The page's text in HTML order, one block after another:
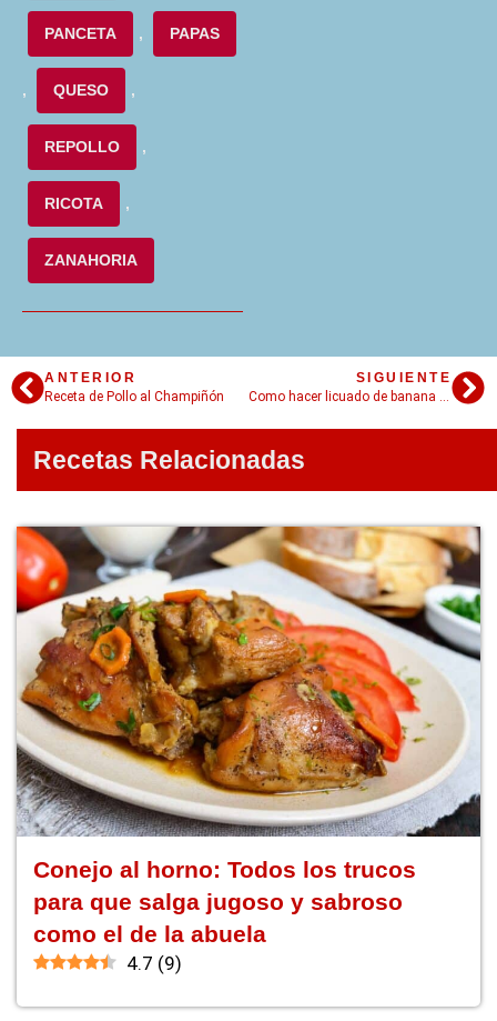
PANCETA , PAPAS
, QUESO ,
REPOLLO ,
RICOTA ,
ZANAHORIA
ANTERIOR
Receta de Pollo al Champiñón
SIGUIENTE
Como hacer licuado de banana y 3 ideas geniales
Recetas Relacionadas
Conejo al horno: Todos los trucos
para que salga jugoso y sabroso
como el de la abuela
4.7 (9)